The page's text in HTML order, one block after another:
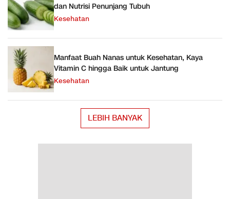
dan Nutrisi Penunjang Tubuh
Kesehatan
Manfaat Buah Nanas untuk Kesehatan, Kaya
Vitamin C hingga Baik untuk Jantung
Kesehatan
LEBIH BANYAK